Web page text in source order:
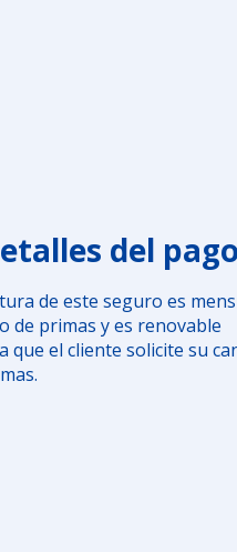
del pago
de este seguro es
de primas y es renovable
que el cliente solicite su